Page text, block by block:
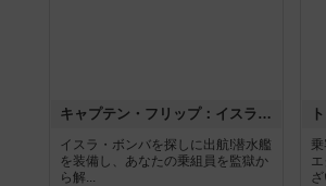
キャプテン・フリップ：イスラ・ボンバ
イスラ・ボンバを探しに出航!潜水艦
を装備し、あなたの乗組員を監獄か
ら解...